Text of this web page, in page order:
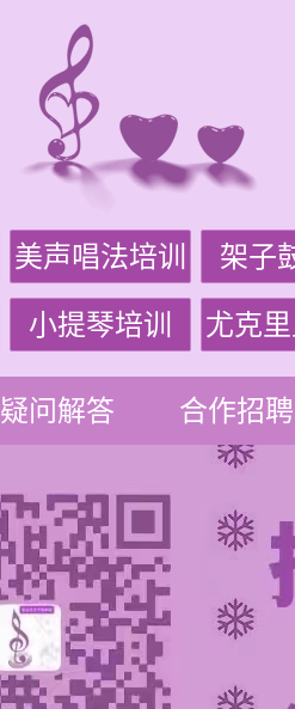
美声唱法培训 架子
小提琴培训 尤克
疑问解答 合作招聘